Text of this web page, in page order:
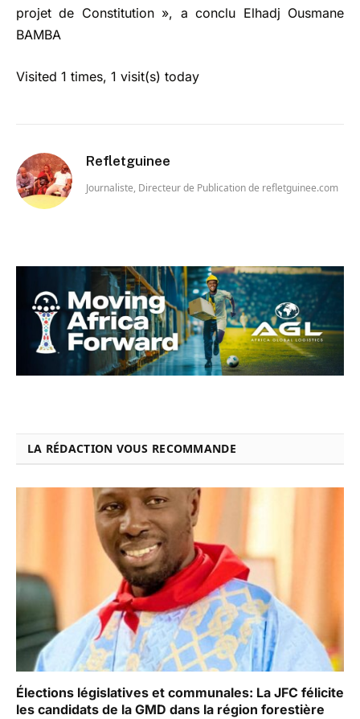
projet de Constitution », a conclu Elhadj Ousmane
BAMBA
Visited 1 times, 1 visit(s) today
Refletguinee
Journaliste, Directeur de Publication de refletguinee.com
LA RÉDACTION VOUS RECOMMANDE
Élections législatives et communales: La JFC félicite
les candidats de la GMD dans la région forestière